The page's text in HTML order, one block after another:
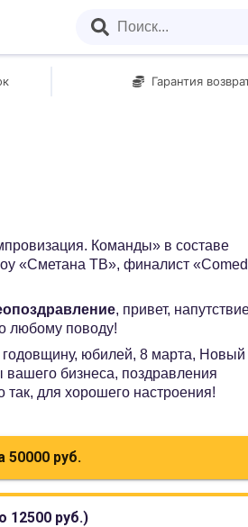
Гарантия
Команды» в составе
«Сметана ТВ», финалист
, привет,
любому поводу!
юбилей, 8 марта, Новый
бизнеса, поздравления
так, для хорошего настроения!
50000руб.
12500 руб.)